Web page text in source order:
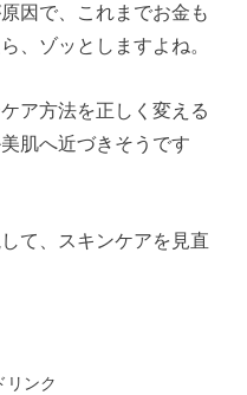
因で、これまでお金も
、ゾッとしますよね。
ア方法を正しく変える
肌へ近づきそうです
て、スキンケアを見直
リンク